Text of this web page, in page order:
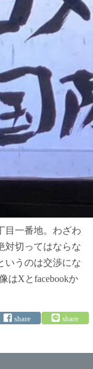
目一番地。わざわ
対切ってはならな
いうのは交渉にな
はXとfacebookか